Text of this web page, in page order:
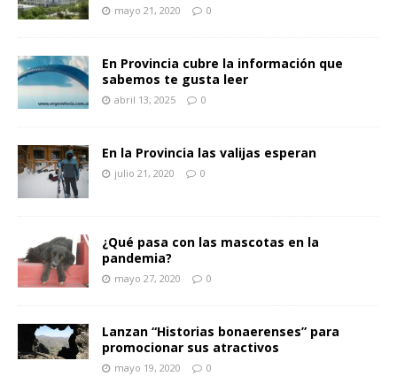
mayo 21, 2020 0
En Provincia cubre la información que
sabemos te gusta leer
abril 13, 2025 0
En la Provincia las valijas esperan
julio 21, 2020 0
¿Qué pasa con las mascotas en la
pandemia?
mayo 27, 2020 0
Lanzan “Historias bonaerenses” para
promocionar sus atractivos
mayo 19, 2020 0